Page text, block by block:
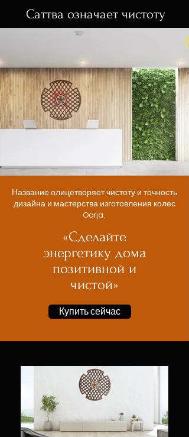
Название олицетворяет чистоту и точность
дизайна и мастерства изготовления колес
Oorja.
«Сделайте
энергетику дома
позитивной и
чистой»
Купить сейчас
Саттва означает чистоту